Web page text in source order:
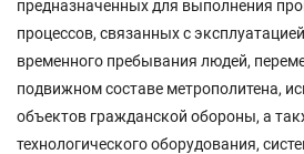
предназначенных для выполнения
процессов, связанных с
временного пребывания людей,
подвижном составе метрополитена,
объектов гражданской обороны, а
технологического оборудования,